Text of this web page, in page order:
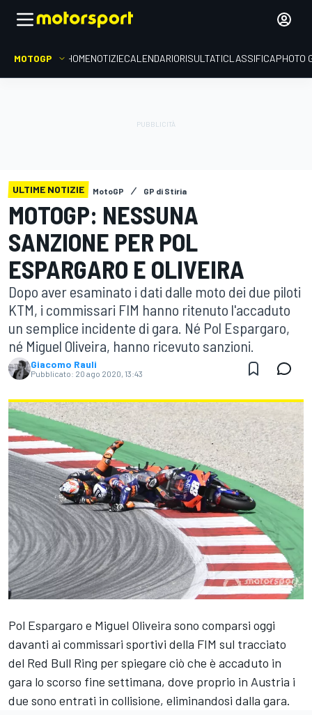
MOTOGP HOMENOTIZIECALENDARIORISULTATICLASSIFICAPHOTO
ULTIME NOTIZIE MotoGP GP di Stiria
MOTOGP: NESSUNA
SANZIONE PER POL
ESPARGARO E OLIVEIRA
Dopo aver esaminato i dati dalle moto dei due piloti
KTM, i commissari FIM hanno ritenuto l'accaduto
un semplice incidente di gara. Né Pol Espargaro,
né Miguel Oliveira, hanno ricevuto sanzioni.
Giacomo Rauli
Pubblicato: 20 ago 2020, 13:43
Pol Espargaro e Miguel Oliveira sono comparsi oggi
davanti ai commissari sportivi della FIM sul tracciato
del Red Bull Ring per spiegare ciò che è accaduto in
gara lo scorso fine settimana, dove proprio in Austria i
due sono entrati in collisione, eliminandosi dalla gara.